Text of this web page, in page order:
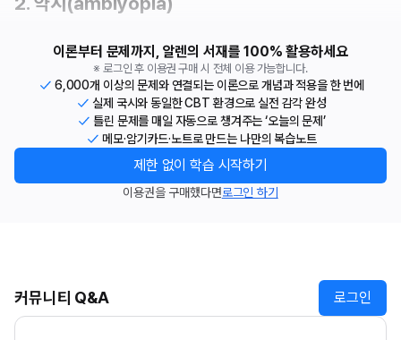
이론부터 문제까지, 알렌의 서재를 100% 활용하세요
※ 로그인 후 이용권 구매 시 전체 이용 가능합니다.
6,000개 이상의 문제와 연결되는 이론으로 개념과 적용을 한 번에
실제 국시와 동일한 CBT 환경으로 실전 감각 완성
틀린 문제를 매일 자동으로 챙겨주는 ‘오늘의 문제’
메모·암기카드·노트로 만드는 나만의 복습노트
제한 없이 학습 시작하기
이용권을 구매했다면로그인 하기
커뮤니티 Q&A 로그인